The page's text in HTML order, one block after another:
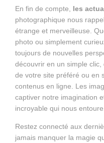
En fin de compte, les
photographique nous
étrange et merveilleuse.
photo ou simplement
toujours de nouvelles
découvrir en un simple
de votre site préféré ou en
contenus en ligne. Les
captiver notre imagination
incroyable qui nous
Restez connecté aux
jamais manquer la magie